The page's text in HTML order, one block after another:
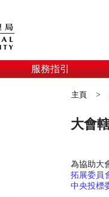
服務指引
主頁 >